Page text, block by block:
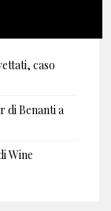
caso
di Benanti a
Wine